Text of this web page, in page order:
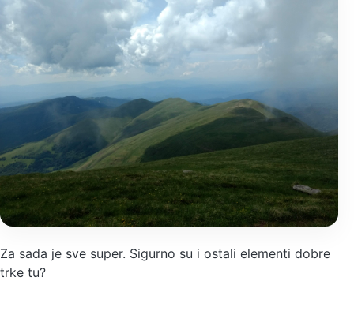
Za sada je sve super. Sigurno su i ostali elementi dobre
trke tu?